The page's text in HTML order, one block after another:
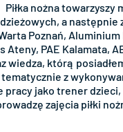
Piłka nożna towarzyszy
a
Poznań,
Ateny, PAE Kalamata,
wiedza, którą
z
pracy jako trener
zajęcia piłki